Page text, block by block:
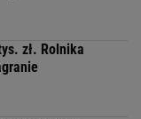
zł. Rolnika